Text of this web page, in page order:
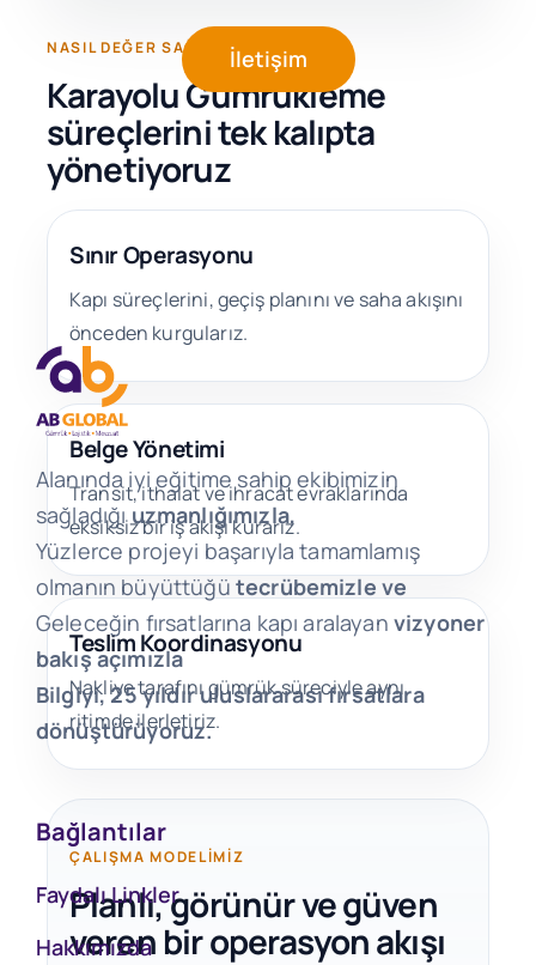
NASIL DEĞER SAĞLIYORUZ
Karayolu Gümrükleme
süreçlerini tek kalıpta
yönetiyoruz
Sınır Operasyonu
Kapı süreçlerini, geçiş planını ve saha akışını
önceden kurgularız.
Belge Yönetimi
Transit, ithalat ve ihracat evraklarında
eksiksiz bir iş akışı kurarız.
Teslim Koordinasyonu
Nakliye tarafını gümrük süreciyle aynı
ritimde ilerletiriz.
ÇALIŞMA MODELIMIZ
Planlı, görünür ve güven
veren bir operasyon akışı
İletişim
Alanında iyi eğitime sahip ekibimizin
sağladığıuzmanlığımızla,
Yüzlerce projeyi başarıyla tamamlamış
olmanın büyüttüğü tecrübemizle ve
Geleceğin fırsatlarına kapı aralayan vizyoner
bakış açımızla
Bilgiyi, 25 yıldır uluslararası fırsatlara
dönüştürüyoruz.
Bağlantılar
Faydalı Linkler
Hakkımızda